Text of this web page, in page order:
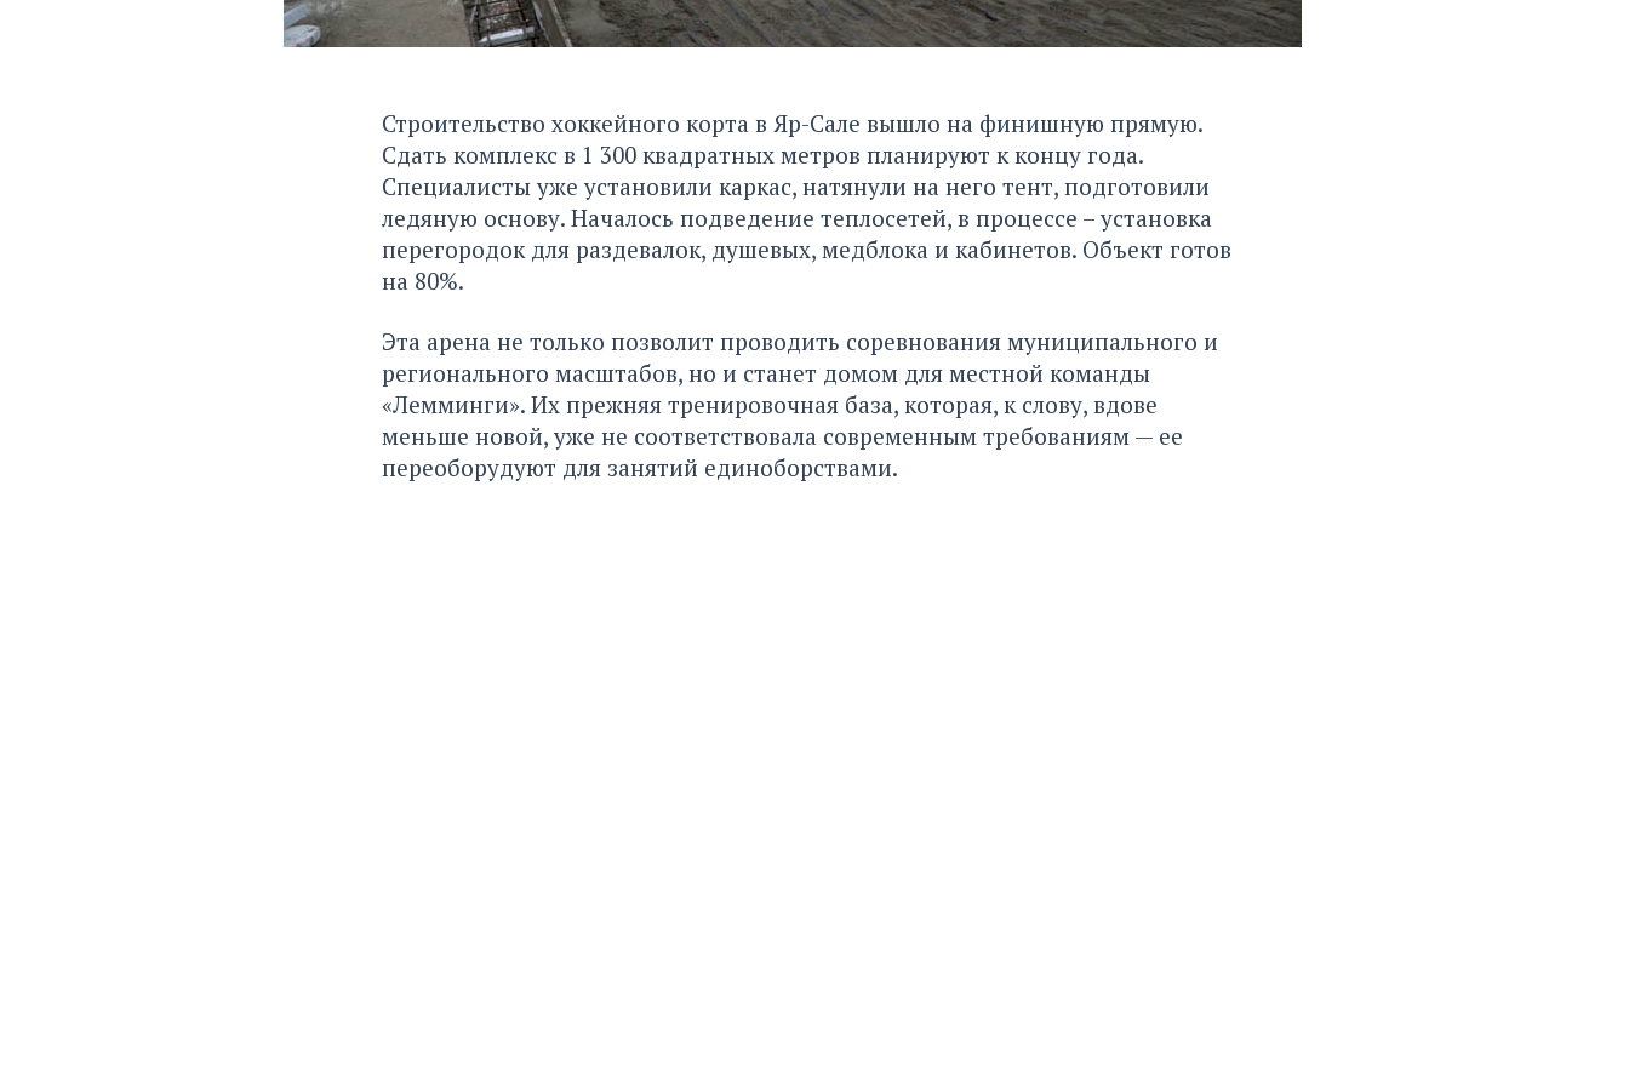
Строительство хоккейного корта в Яр-Сале вышло на финишную прямую.
Сдать комплекс в 1 300 квадратных метров планируют к концу года.
Специалисты уже установили каркас, натянули на него тент, подготовили
ледяную основу. Началось подведение теплосетей, в процессе – установка
перегородок для раздевалок, душевых, медблока и кабинетов. Объект готов
на 80%.
Эта арена не только позволит проводить соревнования муниципального и
регионального масштабов, но и станет домом для местной команды
«Лемминги». Их прежняя тренировочная база, которая, к слову, вдове
меньше новой, уже не соответствовала современным требованиям — ее
переоборудуют для занятий единоборствами.